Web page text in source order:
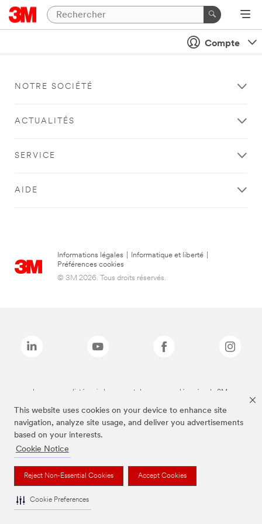
This website uses cookies on your device to enhance site
navigation, analyze site usage, and deliver you advertisements
based on your interests.
Cookie Notice
Reject Non-Essential Cookies Accept Cookies
Cookie Preferences
Compte
NOTRE SOCIÉTÉ
ACTUALITÉS
SERVICE
AIDE
Informations légales Informatique et liberté
Préférences cookies
© 3M 2026. Tous droits réservés.
Les marques listées ci-dessus sont des marques déposées de 3M.